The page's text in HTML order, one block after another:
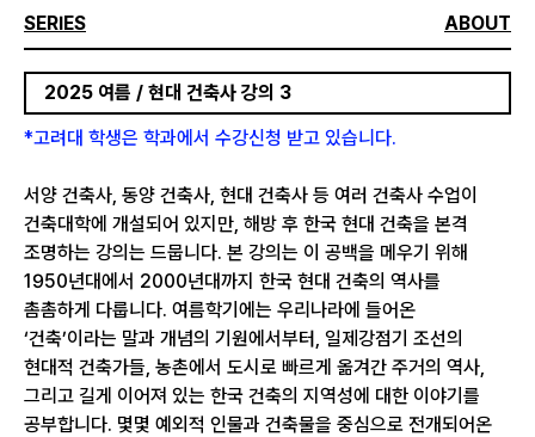
SERIES ABOUT
2025 여름 / 현대 건축사 강의 3
*고려대 학생은 학과에서 수강신청 받고 있습니다.
서양 건축사, 동양 건축사, 현대 건축사 등 여러 건축사 수업이
건축대학에 개설되어 있지만, 해방 후 한국 현대 건축을 본격
조명하는 강의는 드뭅니다. 본 강의는 이 공백을 메우기 위해
1950년대에서 2000년대까지 한국 현대 건축의 역사를
촘촘하게 다룹니다. 여름학기에는 우리나라에 들어온
‘건축’이라는 말과 개념의 기원에서부터, 일제강점기 조선의
현대적 건축가들, 농촌에서 도시로 빠르게 옮겨간 주거의 역사,
그리고 길게 이어져 있는 한국 건축의 지역성에 대한 이야기를
공부합니다. 몇몇 예외적 인물과 건축물을 중심으로 전개되어온